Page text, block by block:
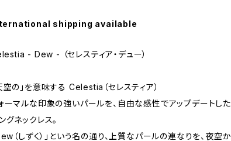
shipping available
- Dew - （セレスティア・デュー）
空の」を意味する Celestia（セレスティア）
ーマルな印象の強いパールを、自由な感性でアップデートした
グネックレス。
（しずく）」という名の通り、上質なパールの連なりを、夜空か